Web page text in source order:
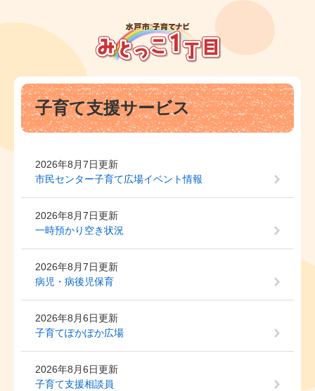
ー
ニ
本
文 子育て支援サービス
2026年8月7日更新
市民センター子育て広場イベント情報
2026年8月7日更新
一時預かり空き状況
2026年8月7日更新
病児・病後児保育
2026年8月6日更新
子育てぽかぽか広場
2026年8月6日更新
子育て支援相談員